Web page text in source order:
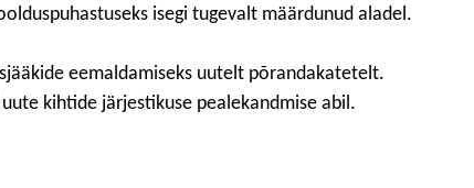
isegi tugevalt määrdunud aladel.
eemaldamiseks uutelt põrandakatetelt.
kihtide järjestikuse pealekandmise abil.